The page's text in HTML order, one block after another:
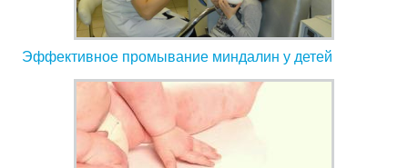
Эффективное промывание миндалин у детей